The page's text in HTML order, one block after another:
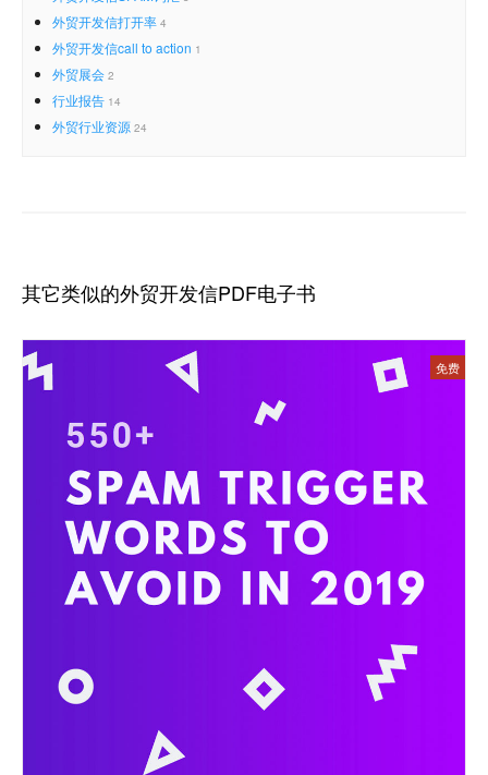
外贸开发信打开率 4
外贸开发信call to action 1
外贸展会 2
行业报告 14
外贸行业资源 24
其它类似的外贸开发信PDF电子书
免费